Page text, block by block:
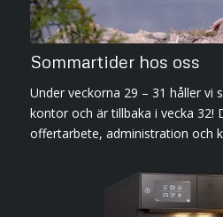
Sommartider hos oss
Under veckorna 29 – 31 håller vi
kontor och är tillbaka i vecka 32!
offertarbete, administration och